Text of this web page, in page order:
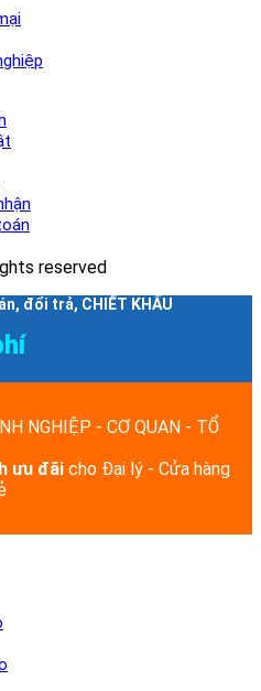
reserved
đổi trả, CHIẾT KHẤU
NGHIỆP - CƠ QUAN - TỔ
ưu đãi cho Đại lý - Cửa hàng